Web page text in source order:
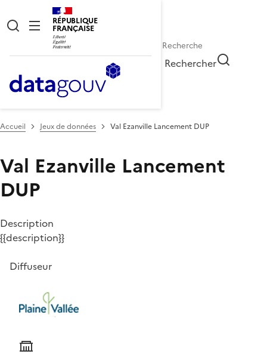
RÉPUBLIQUE
FRANÇAISE
Rechercher
Accueil Jeux de données Val Ezanville Lancement DUP
Val Ezanville Lancement
DUP
Description
{{description}}
Diffuseur